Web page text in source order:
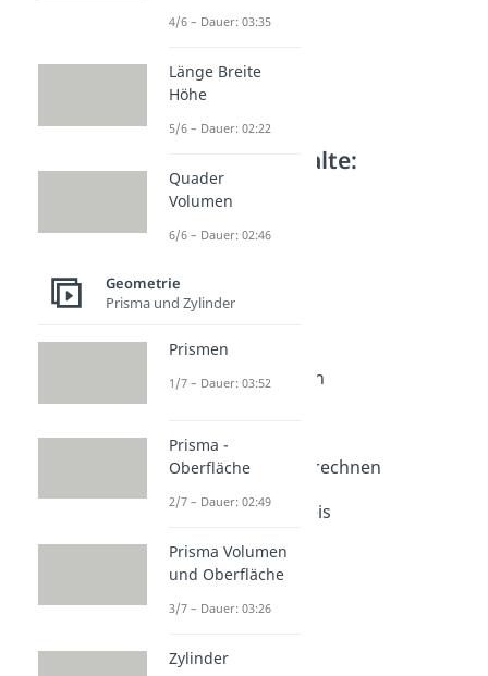
Weitere Inhalte:
Geometrie
Kreis
Kreis berechnen
Dauer: 03:54
Dauer: 04:17
Radius berechnen
Dauer: 03:42
Durchmesser berechnen
Flächeninhalt Kreis
Kreisfläche
Dauer: 03:40
4/6 – Dauer: 03:35
Länge Breite
Höhe
5/6 – Dauer: 02:22
Quader
Volumen
6/6 – Dauer: 02:46
Geometrie
Prisma und Zylinder
Prismen
1/7 – Dauer: 03:52
Prisma -
Oberfläche
2/7 – Dauer: 02:49
Prisma Volumen
und Oberfläche
3/7 – Dauer: 03:26
Zylinder